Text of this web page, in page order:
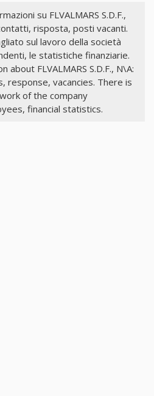
su FLVALMARS S.D.F.,
risposta, posti vacanti.
sul lavoro della società
le statistiche finanziarie.
about FLVALMARS S.D.F., N\A:
response, vacancies. There is
of the company
financial statistics.